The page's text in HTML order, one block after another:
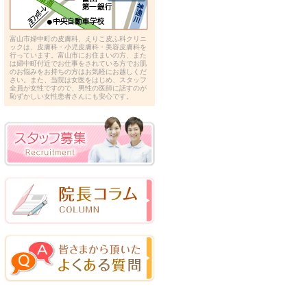
富山市婦中町の皮膚科、えりこ皮ふ科クリニ
ックは、皮膚科・小児皮膚科・美容皮膚科を
行っています。富山市にお住まいの方、また
は婦中町付近でお仕事をされている方でお肌
のお悩みをお持ちの方はお気軽にお越しくだ
さい。また、当院は女医をはじめ、スタッフ
全員が女性ですので、男性の医師に話すのが
恥ずかしい女性患者さんにも安心です。